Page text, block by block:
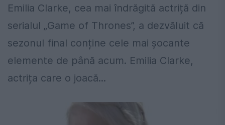
Emilia Clarke, cea mai îndrăgită actriță din
serialul „Game of Thrones”, a dezvăluit că
sezonul final conține cele mai șocante
elemente de până acum. Emilia Clarke,
actrița care o joacă...